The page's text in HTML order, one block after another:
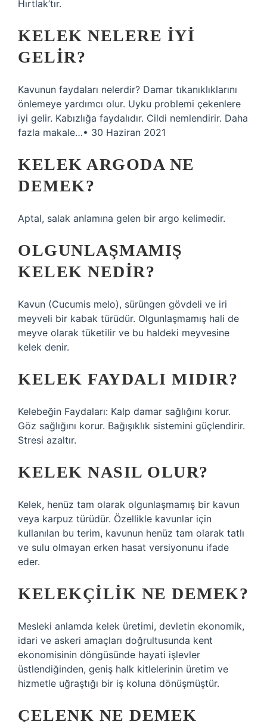
Hırtlak’tır.
KELEK NELERE IYI
GELIR?
Kavunun faydaları nelerdir? Damar tıkanıklıklarını
önlemeye yardımcı olur. Uyku problemi çekenlere
iyi gelir. Kabızlığa faydalıdır. Cildi nemlendirir. Daha
fazla makale…• 30 Haziran 2021
KELEK ARGODA NE
DEMEK?
Aptal, salak anlamına gelen bir argo kelimedir.
OLGUNLAŞMAMIŞ
KELEK NEDIR?
Kavun (Cucumis melo), sürüngen gövdeli ve iri
meyveli bir kabak türüdür. Olgunlaşmamış hali de
meyve olarak tüketilir ve bu haldeki meyvesine
kelek denir.
KELEK FAYDALI MIDIR?
Kelebeğin Faydaları: Kalp damar sağlığını korur.
Göz sağlığını korur. Bağışıklık sistemini güçlendirir.
Stresi azaltır.
KELEK NASIL OLUR?
Kelek, henüz tam olarak olgunlaşmamış bir kavun
veya karpuz türüdür. Özellikle kavunlar için
kullanılan bu terim, kavunun henüz tam olarak tatlı
ve sulu olmayan erken hasat versiyonunu ifade
eder.
KELEKÇILIK NE DEMEK?
Mesleki anlamda kelek üretimi, devletin ekonomik,
idari ve askeri amaçları doğrultusunda kent
ekonomisinin döngüsünde hayati işlevler
üstlendiğinden, geniş halk kitlelerinin üretim ve
hizmetle uğraştığı bir iş koluna dönüşmüştür.
ÇELENK NE DEMEK